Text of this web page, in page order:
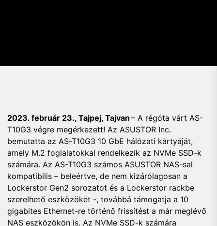
2023. február 23., Tajpej, Tajvan – A régóta várt AS-
T10G3 végre megérkezett! Az ASUSTOR Inc.
bemutatta az AS-T10G3 10 GbE hálózati kártyáját,
amely M.2 foglalatokkal rendelkezik az NVMe SSD-k
számára. Az AS-T10G3 számos ASUSTOR NAS-sal
kompatibilis – beleértve, de nem kizárólagosan a
Lockerstor Gen2 sorozatot és a Lockerstor rackbe
szerelhető eszközöket -, továbbá támogatja a 10
gigabites Ethernet-re történő frissítést a már meglévő
NAS eszközökön is. Az NVMe SSD-k számára